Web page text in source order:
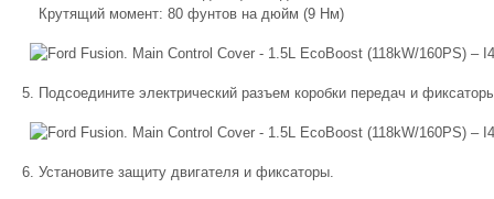
Крутящий момент: 80 фунтов на дюйм (9 Нм)
Подсоедините электрический разъем коробки передач и
Установите защиту двигателя и фиксаторы.